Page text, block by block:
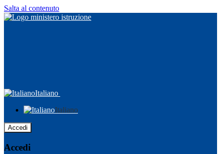
Salta al contenuto
Italiano
Italiano
Accedi
Accedi